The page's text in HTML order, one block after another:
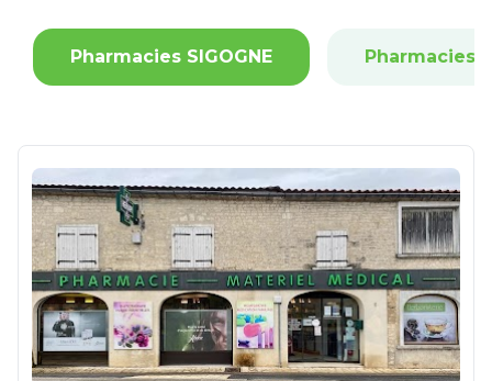
Pharmacies SIGOGNE Pharmacies